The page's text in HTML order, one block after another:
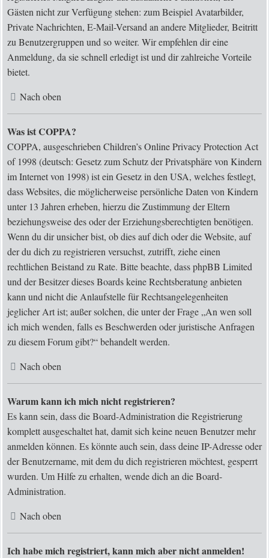
Gästen nicht zur Verfügung stehen: zum Beispiel Avatarbilder,
Private Nachrichten, E-Mail-Versand an andere Mitglieder, Beitritt
zu Benutzergruppen und so weiter. Wir empfehlen dir eine
Anmeldung, da sie schnell erledigt ist und dir zahlreiche Vorteile
bietet.
Nach oben
Was ist COPPA?
COPPA, ausgeschrieben Children’s Online Privacy Protection Act
of 1998 (deutsch: Gesetz zum Schutz der Privatsphäre von Kindern
im Internet von 1998) ist ein Gesetz in den USA, welches festlegt,
dass Websites, die möglicherweise persönliche Daten von Kindern
unter 13 Jahren erheben, hierzu die Zustimmung der Eltern
beziehungsweise des oder der Erziehungsberechtigten benötigen.
Wenn du dir unsicher bist, ob dies auf dich oder die Website, auf
der du dich zu registrieren versuchst, zutrifft, ziehe einen
rechtlichen Beistand zu Rate. Bitte beachte, dass phpBB Limited
und der Besitzer dieses Boards keine Rechtsberatung anbieten
kann und nicht die Anlaufstelle für Rechtsangelegenheiten
jeglicher Art ist; außer solchen, die unter der Frage „An wen soll
ich mich wenden, falls es Beschwerden oder juristische Anfragen
zu diesem Forum gibt?“ behandelt werden.
Nach oben
Warum kann ich mich nicht registrieren?
Es kann sein, dass die Board-Administration die Registrierung
komplett ausgeschaltet hat, damit sich keine neuen Benutzer mehr
anmelden können. Es könnte auch sein, dass deine IP-Adresse oder
der Benutzername, mit dem du dich registrieren möchtest, gesperrt
wurden. Um Hilfe zu erhalten, wende dich an die Board-
Administration.
Nach oben
Ich habe mich registriert, kann mich aber nicht anmelden!